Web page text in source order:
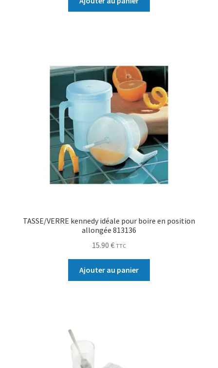
TASSE/VERRE kennedy idéale pour boire en position
allongée 813136
15.90 € TTC
Ajouter au panier